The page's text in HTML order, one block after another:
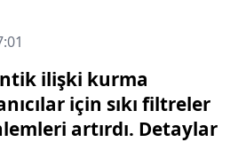
ilişki kurma
için sıkı filtreler
artırdı. Detaylar